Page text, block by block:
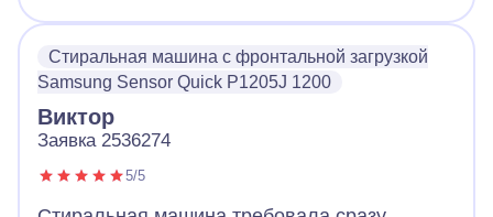
Стиральная машина с фронтальной загрузкой
Samsung Sensor Quick P1205J 1200
Виктор
Заявка 2536274
5/5